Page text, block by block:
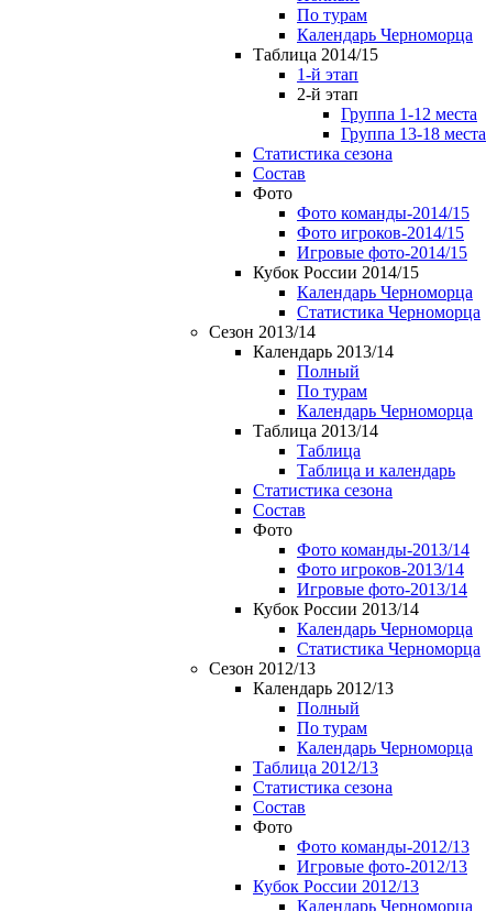
По турам
Календарь Черноморца
Таблица 2014/15
1-й этап
2-й этап
Группа 1-12 места
Группа 13-18 места
Статистика сезона
Состав
Фото
Фото команды-2014/15
Фото игроков-2014/15
Игровые фото-2014/15
Кубок России 2014/15
Календарь Черноморца
Статистика Черноморца
Сезон 2013/14
Календарь 2013/14
Полный
По турам
Календарь Черноморца
Таблица 2013/14
Таблица
Таблица и календарь
Статистика сезона
Состав
Фото
Фото команды-2013/14
Фото игроков-2013/14
Игровые фото-2013/14
Кубок России 2013/14
Календарь Черноморца
Статистика Черноморца
Сезон 2012/13
Календарь 2012/13
Полный
По турам
Календарь Черноморца
Таблица 2012/13
Статистика сезона
Состав
Фото
Фото команды-2012/13
Игровые фото-2012/13
Кубок России 2012/13
Календарь Черноморца